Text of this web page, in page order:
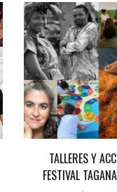
TALLERES Y
FESTIVAL